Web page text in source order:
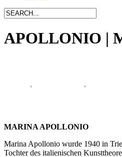
APOLLONIO |
MARINA APOLLONIO
Marina Apollonio wurde 1940 in
Tochter des italienischen